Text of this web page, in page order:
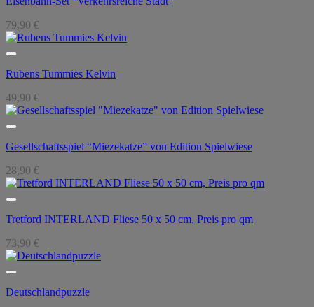
79,90 €
Rubens Tummies Kelvin
49,90 €
Gesellschaftsspiel “Miezekatze” von Edition Spielwiese
28,90 €
Tretford INTERLAND Fliese 50 x 50 cm, Preis pro qm
73,90 €
Deutschlandpuzzle